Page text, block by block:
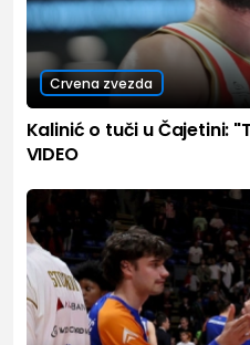
Crvena zvezda
Kalinić o tuči u Čajetini:
VIDEO